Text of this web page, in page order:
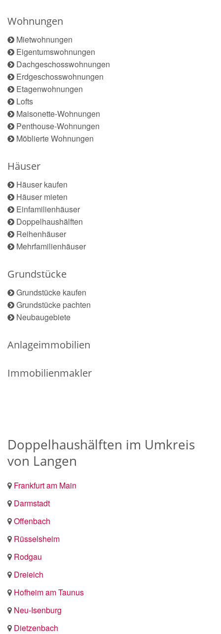
Wohnungen
Mietwohnungen
Eigentumswohnungen
Dachgeschosswohnungen
Erdgeschosswohnungen
Etagenwohnungen
Lofts
Maisonette-Wohnungen
Penthouse-Wohnungen
Möblierte Wohnungen
Häuser
Häuser kaufen
Häuser mieten
Einfamilienhäuser
Doppelhaushälften
Reihenhäuser
Mehrfamilienhäuser
Grundstücke
Grundstücke kaufen
Grundstücke pachten
Neubaugebiete
Anlageimmobilien
Immobilienmakler
Doppelhaushälften im Umkreis
von Langen
Frankfurt am Main
Darmstadt
Offenbach
Rüsselsheim
Rodgau
Dreieich
Hofheim am Taunus
Neu-Isenburg
Dietzenbach